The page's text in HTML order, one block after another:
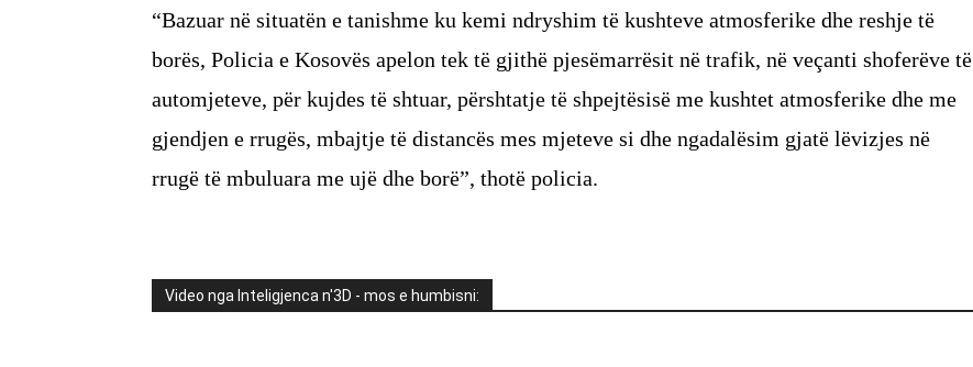
“Bazuar në situatën e tanishme ku kemi ndryshim të kushteve atmosferike dhe reshje të
borës, Policia e Kosovës apelon tek të gjithë pjesëmarrësit në trafik, në veçanti shoferëve të
automjeteve, për kujdes të shtuar, përshtatje të shpejtësisë me kushtet atmosferike dhe me
gjendjen e rrugës, mbajtje të distancës mes mjeteve si dhe ngadalësim gjatë lëvizjes në
rrugë të mbuluara me ujë dhe borë”, thotë policia.
Video nga Inteligjenca n'3D - mos e humbisni: